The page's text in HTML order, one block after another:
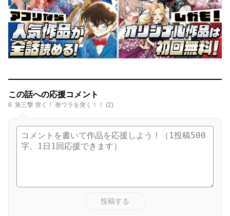
この話への応援コメント
6. 第三撃 突く！ 巻ワラを突く！！ (2)
投稿する